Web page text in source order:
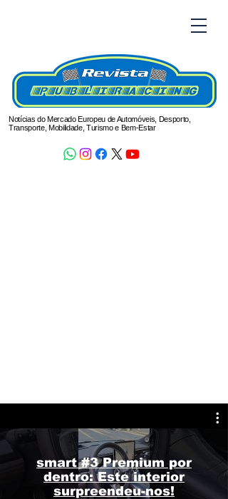
Notícias do Mercado Europeu de Automóveis, Desporto,
Transporte, Mobilidade, Turismo e Bem-Estar
smart #3 Premium por
dentro: Este interior
surpreendeu-nos!